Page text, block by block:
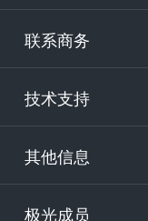
联系商务
技术支持
其他信息
极光成员